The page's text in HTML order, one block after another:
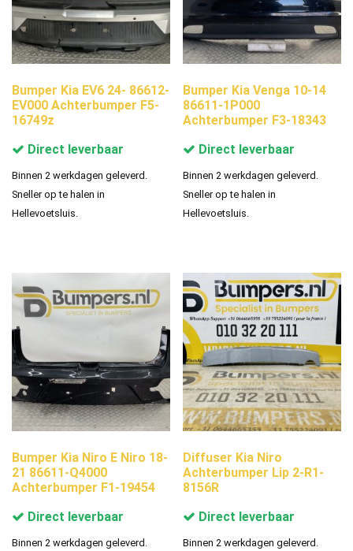
Bumper Kia EV6 24- 86612-
EV000 Achterbumper F5-
16749z
Direct leverbaar
Binnen 2 werkdagen geleverd.
Sneller op te halen in
Hellevoetsluis.
Bumper Kia Venga 10-14
86611-1P000
Achterbumper F3-18343
Direct leverbaar
Binnen 2 werkdagen geleverd.
Sneller op te halen in
Hellevoetsluis.
Bumper Kia Niro E Niro 18-
21 86611-Q4000
Achterbumper F1-19454
Direct leverbaar
Binnen 2 werkdagen geleverd.
Diffuser Kia Niro
Achterbumper Lip 2-R1-
8156R
Direct leverbaar
Binnen 2 werkdagen geleverd.